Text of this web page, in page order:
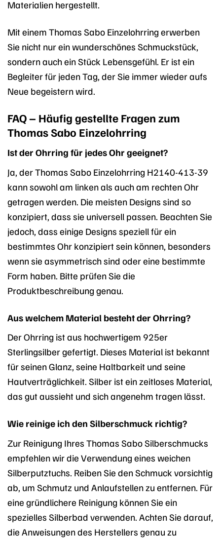
Materialien hergestellt.
Mit einem Thomas Sabo Einzelohrring erwerben
Sie nicht nur ein wunderschönes Schmuckstück,
sondern auch ein Stück Lebensgefühl. Er ist ein
Begleiter für jeden Tag, der Sie immer wieder aufs
Neue begeistern wird.
FAQ – Häufig gestellte Fragen zum
Thomas Sabo Einzelohrring
Ist der Ohrring für jedes Ohr geeignet?
Ja, der Thomas Sabo Einzelohrring H2140-413-39
kann sowohl am linken als auch am rechten Ohr
getragen werden. Die meisten Designs sind so
konzipiert, dass sie universell passen. Beachten Sie
jedoch, dass einige Designs speziell für ein
bestimmtes Ohr konzipiert sein können, besonders
wenn sie asymmetrisch sind oder eine bestimmte
Form haben. Bitte prüfen Sie die
Produktbeschreibung genau.
Aus welchem Material besteht der Ohrring?
Der Ohrring ist aus hochwertigem 925er
Sterlingsilber gefertigt. Dieses Material ist bekannt
für seinen Glanz, seine Haltbarkeit und seine
Hautverträglichkeit. Silber ist ein zeitloses Material,
das gut aussieht und sich angenehm tragen lässt.
Wie reinige ich den Silberschmuck richtig?
Zur Reinigung Ihres Thomas Sabo Silberschmucks
empfehlen wir die Verwendung eines weichen
Silberputztuchs. Reiben Sie den Schmuck vorsichtig
ab, um Schmutz und Anlaufstellen zu entfernen. Für
eine gründlichere Reinigung können Sie ein
spezielles Silberbad verwenden. Achten Sie darauf,
die Anweisungen des Herstellers genau zu